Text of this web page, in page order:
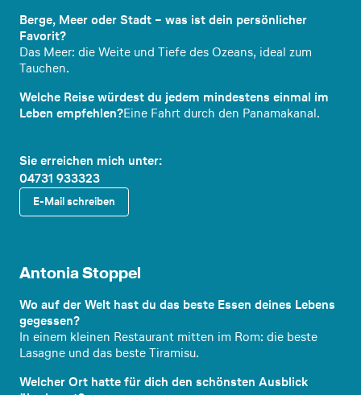
Berge, Meer oder Stadt – was ist dein persönlicher
Favorit?
Das Meer: die Weite und Tiefe des Ozeans, ideal zum
Tauchen.
Welche Reise würdest du jedem mindestens einmal im
Leben empfehlen?Eine Fahrt durch den Panamakanal.
Sie erreichen mich unter:
04731 933323
E-Mail schreiben
Antonia Stoppel
Wo auf der Welt hast du das beste Essen deines Lebens
gegessen?
In einem kleinen Restaurant mitten im Rom: die beste
Lasagne und das beste Tiramisu.
Welcher Ort hatte für dich den schönsten Ausblick